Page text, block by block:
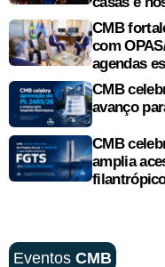
CMB
com
agendas
CMB
avanço
CMB
amplia
Eventos CMB